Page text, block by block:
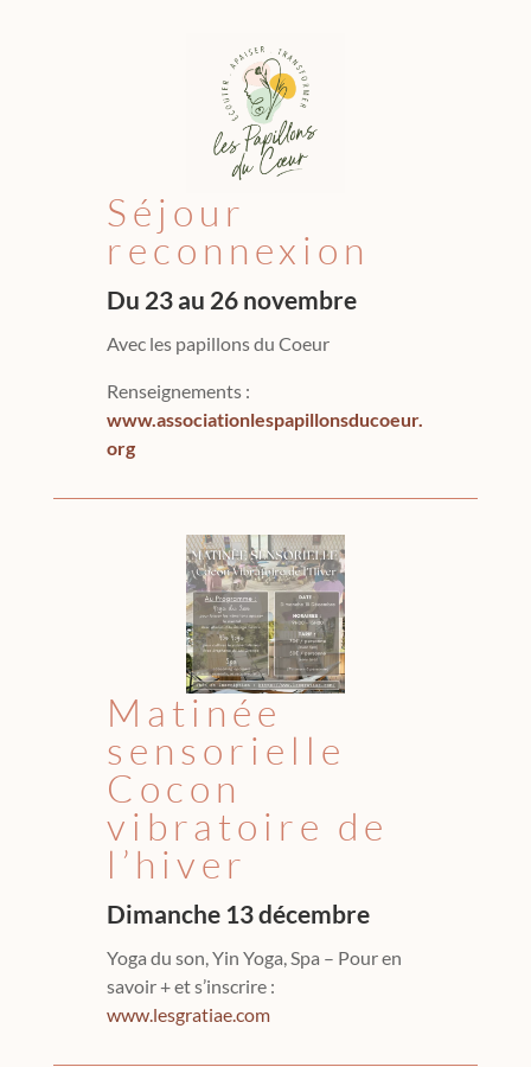
Séjour
reconnexion
Du 23 au 26 novembre
Avec les papillons du Coeur
Renseignements :
www.associationlespapillonsducoeur.
org
Matinée
sensorielle
Cocon
vibratoire de
l’hiver
Dimanche 13 décembre
Yoga du son, Yin Yoga, Spa – Pour en
savoir + et s’inscrire :
www.lesgratiae.com